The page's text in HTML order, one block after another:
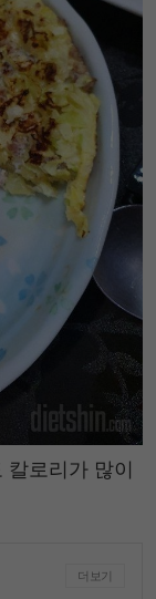
칼로리가 많이
더보기